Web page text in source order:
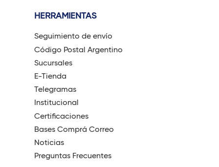
HERRAMIENTAS
Seguimiento de envío
Código Postal Argentino
Sucursales
E-Tienda
Telegramas
Institucional
Certificaciones
Bases Comprá Correo
Noticias
Preguntas Frecuentes